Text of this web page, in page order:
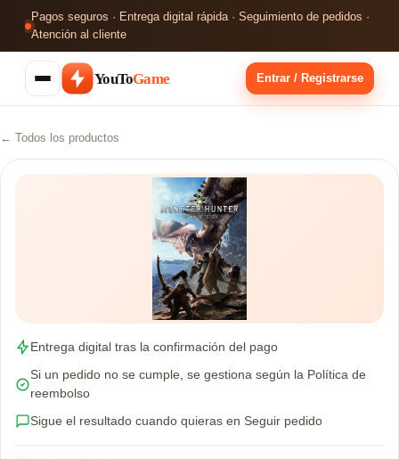
Pagos seguros · Entrega digital rápida · Seguimiento de pedidos ·
Atención al cliente
YouToGame Entrar / Registrarse
← Todos los productos
Entrega digital tras la confirmación del pago
Si un pedido no se cumple, se gestiona según la Política de
reembolso
Sigue el resultado cuando quieras en Seguir pedido